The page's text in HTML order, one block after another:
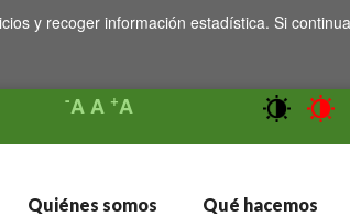
y recoger información estadística. Si
-AA +A
Quiénes somos Qué hacemos